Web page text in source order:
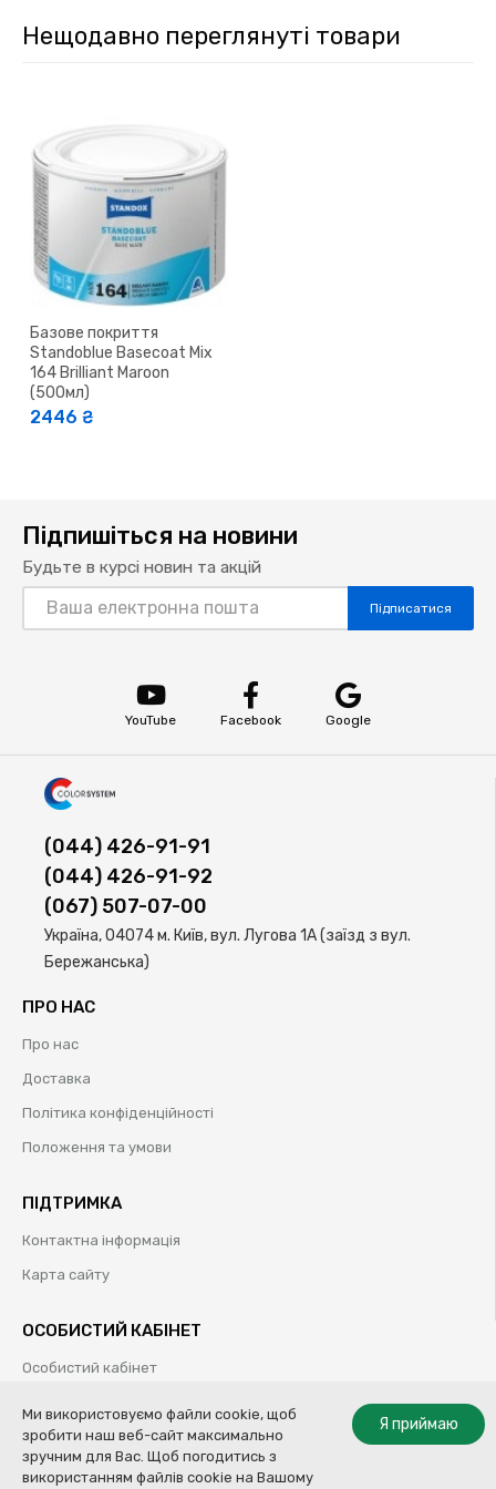
Нещодавно переглянуті товари
Базове покриття
Standoblue Basecoat Mix
164 Brilliant Maroon
(500мл)
2446 ₴
Підпишіться на новини
Будьте в курсі новин та акцій
Підписатися
YouTube Facebook Google
(044) 426-91-91
(044) 426-91-92
(067) 507-07-00
Україна, 04074 м. Київ, вул. Лугова 1А (заїзд з вул.
Бережанська)
ПРО НАС
Про нас
Доставка
Політика конфіденційності
Положення та умови
ПІДТРИМКА
Контактна інформація
Карта сайту
ОСОБИСТИЙ КАБІНЕТ
Особистий кабінет
Обрані товари
Я приймаю
Ми використовуємо файли cookie, щоб
зробити наш веб-сайт максимально
зручним для Вас. Щоб погодитись з
використанням файлів cookie на Вашому